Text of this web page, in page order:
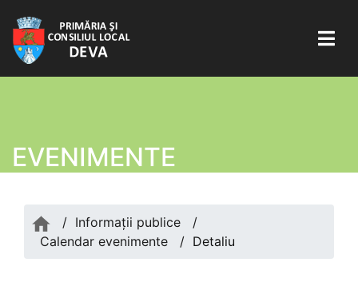
EVENIMENTE
/ Informații publice
/
Calendar evenimente
/ Detaliu